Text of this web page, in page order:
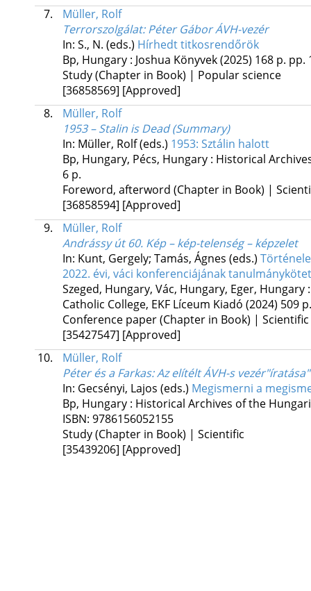
7.
Müller, Rolf
Terrorszolgálat: Péter Gábor ÁVH-vezér
In: S., N. (eds.) Hírhedt titkosrendőrök
Bp, Hungary : Joshua Könyvek(2025) 168 p. pp.
Study (Chapter in Book) | Popular science
[36858569] [Approved]
8.
Müller, Rolf
1953 – Stalin is Dead (Summary)
In: Müller, Rolf (eds.) 1953: Sztálin halott
Bp, Hungary, Pécs, Hungary : Historical
6 p.
Foreword, afterword (Chapter in Book) |
[36858594] [Approved]
9.
Müller, Rolf
Andrássy út 60. Kép – kép-telenség – képzelet
In: Kunt, Gergely; Tamás, Ágnes (eds.)
2022. évi, váci konferenciájának
Szeged, Hungary, Vác, Hungary, Eger, Hungary
Catholic College, EKF Líceum Kiadó (2024) 509 p.
Conference paper (Chapter in Book) | Scientific
[35427547] [Approved]
10.
Müller, Rolf
Péter és a Farkas: Az elítélt ÁVH-s
In: Gecsényi, Lajos (eds.) Megismerni a
Bp, Hungary : Historical Archives of the
ISBN: 9786156052155
Study (Chapter in Book) | Scientific
[35439206] [Approved]